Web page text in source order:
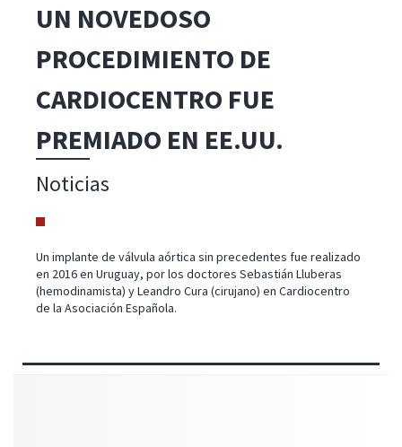
UN NOVEDOSO
PROCEDIMIENTO DE
CARDIOCENTRO FUE
PREMIADO EN EE.UU.
Noticias
Un implante de válvula aórtica sin precedentes fue realizado
en 2016 en Uruguay, por los doctores Sebastián Lluberas
(hemodinamista) y Leandro Cura (cirujano) en Cardiocentro
de la Asociación Española.